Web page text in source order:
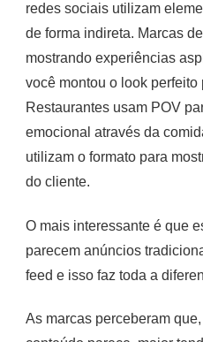
redes sociais utilizam
de forma indireta. Marcas
mostrando experiências
você montou o look perfeito
Restaurantes usam POV
emocional através da
utilizam o formato para
do cliente.
O mais interessante é que
parecem anúncios
feed e isso faz toda a
As marcas perceberam